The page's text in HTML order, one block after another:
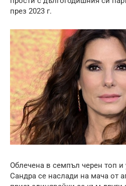
през 2023 г.
Облечена в семпъл черен топ и
Сандра се наслади на мача от